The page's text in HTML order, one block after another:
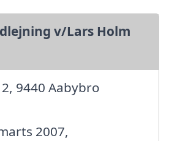
v/Lars Holm
9440 Aabybro
2007,